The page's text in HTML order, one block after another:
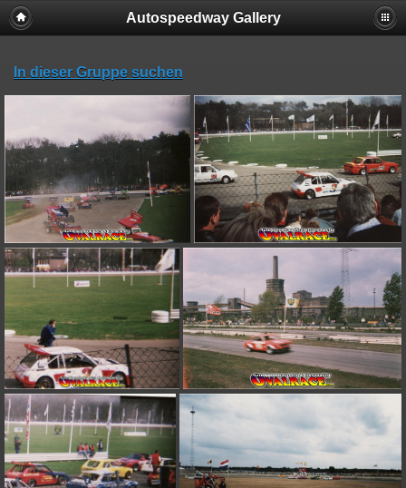
Autospeedway Gallery
In dieser Gruppe suchen